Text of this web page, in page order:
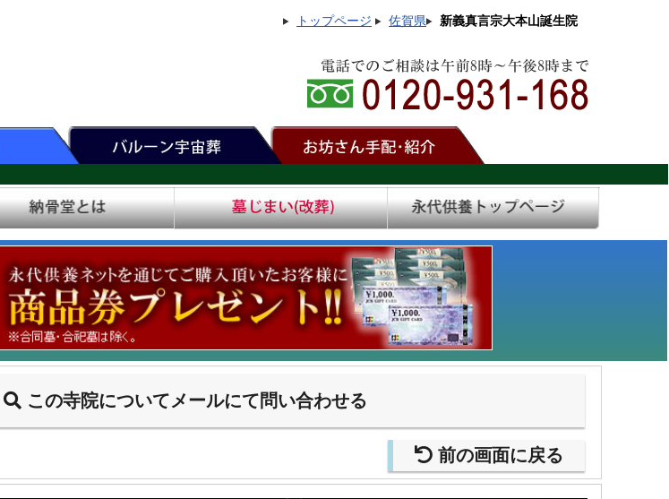
トップページ 佐賀県 新義真言宗大本山誕生院
この寺院についてメールにて問い合わせる
前の画面に戻る